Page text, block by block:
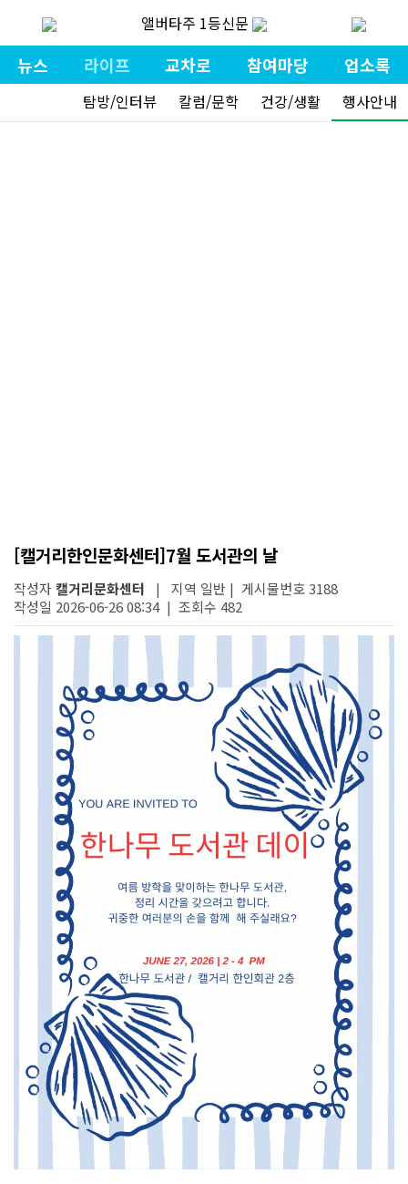
앨버타주 1등신문
뉴스 라이프 교차로 참여마당 업소록
탐방/인터뷰 칼럼/문학 건강/생활 행사안내
[캘거리한인문화센터]7월 도서관의 날
작성자캘거리문화센터 | 지역 일반 | 게시물번호 3188
작성일 2026-06-26 08:34 | 조회수 482